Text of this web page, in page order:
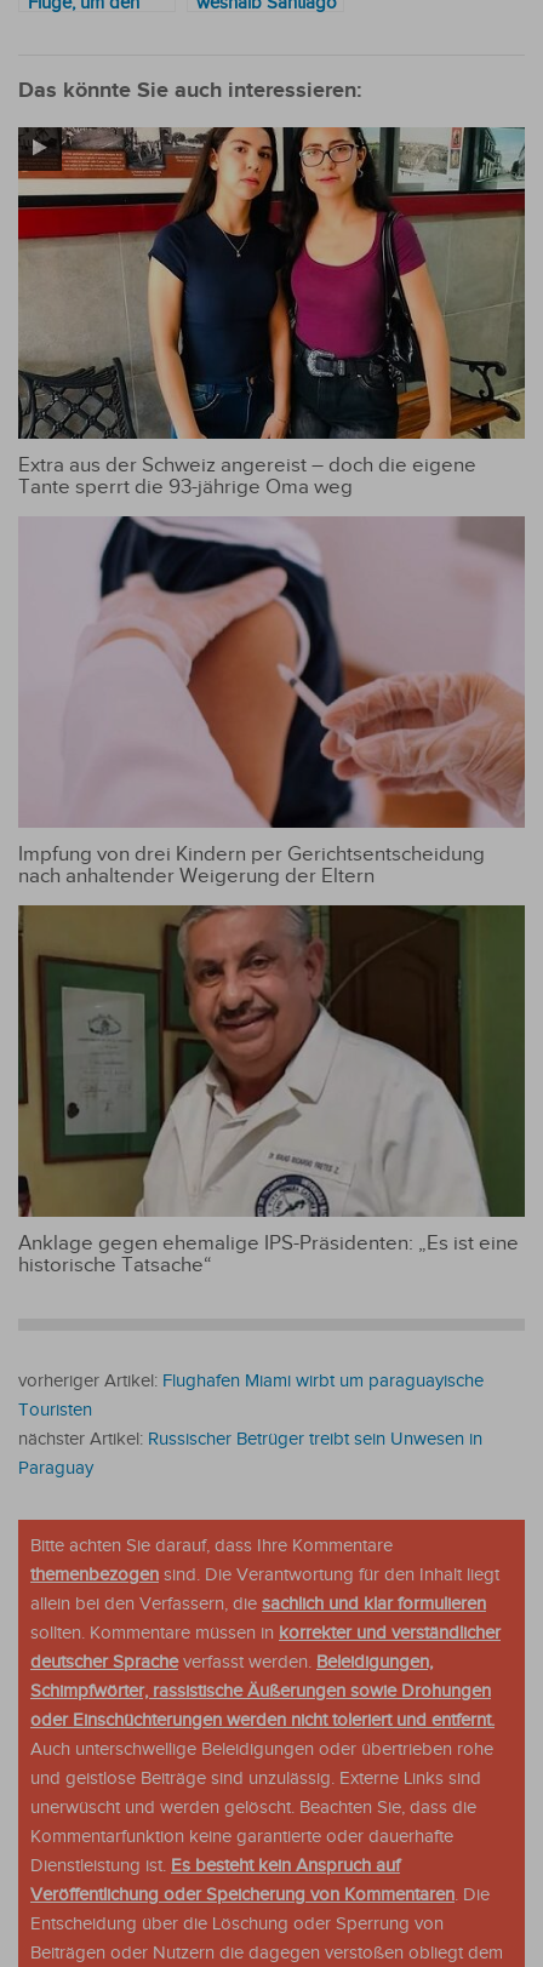
seine Reise nach
Amtseinführung
Das könnte Sie auch interessieren:
Extra aus der Schweiz angereist – doch die eigene
Tante sperrt die 93-jährige Oma weg
Impfung von drei Kindern per Gerichtsentscheidung
nach anhaltender Weigerung der Eltern
Anklage gegen ehemalige IPS-Präsidenten: „Es ist eine
historische Tatsache“
vorheriger Artikel: Flughafen Miami wirbt um paraguayische
Touristen
nächster Artikel: Russischer Betrüger treibt sein Unwesen in
Paraguay
Bitte achten Sie darauf, dass Ihre Kommentare
themenbezogen sind. Die Verantwortung für den Inhalt liegt
allein bei den Verfassern, die sachlich und klar formulieren
sollten. Kommentare müssen in korrekter und verständlicher
deutscher Spracheverfasst werden. Beleidigungen,
Schimpfwörter, rassistische Äußerungen sowie Drohungen
oder Einschüchterungen werden nicht toleriert und entfernt.
Auch unterschwellige Beleidigungen oder übertrieben rohe
und geistlose Beiträge sind unzulässig. Externe Links sind
unerwüscht und werden gelöscht. Beachten Sie, dass die
Kommentarfunktion keine garantierte oder dauerhafte
Dienstleistung ist. Es besteht kein Anspruch auf
Veröffentlichung oder Speicherung von Kommentaren. Die
Entscheidung über die Löschung oder Sperrung von
Beiträgen oder Nutzern die dagegen verstoßen obliegt dem